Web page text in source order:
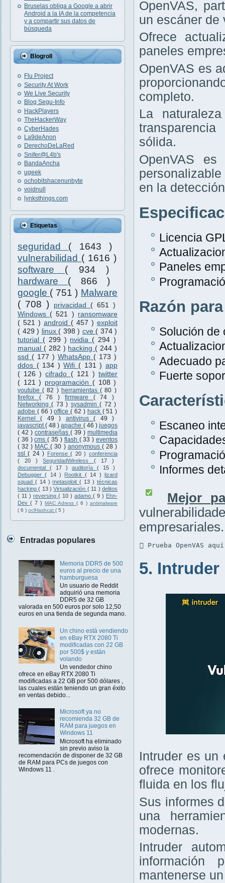
Bruselas obliga a Google a abrir
Android a la IA de la competencia
y a compartir sus datos de
búsqueda
Blogroll
Flu Project
Security At Work
We Live Security
Blog Segu-Info
HackPlayers
TheHackerWay
CyberHades
La9deAnon
DerechoDeLaRed
Snifer@L4b's
BandaAncha
ugeek
ochobitshacenunbyte
voidnull
lynksthings.com
Etiquetas
seguridad ( 1643 )
vulnerabilidad ( 1616 )
software ( 934 )
hardware ( 866 )
google ( 751 ) Malware
( 708 )
privacidad ( 651 )
Windows ( 521 ) ransomware
( 521 ) android ( 457 ) exploit
( 429 ) linux ( 398 ) cve ( 374 )
tutorial ( 299 ) nvidia ( 294 )
manual ( 282 ) hacking ( 244 )
ssd ( 177 ) WhatsApp ( 173 )
ddos ( 134 )Wifi ( 131 ) app
( 126 )cifrado ( 121 )twitter
( 121 ) programación ( 108 )
youtube( 82 ) herramientas( 80 )
firefox ( 76 ) firmware ( 74 )
Networking( 73 ) sysadmin( 72 )
adobe ( 66 )office( 62 ) hack ( 51 )
Kernel( 49 ) antivirus( 49 )
javascript( 48 )apache ( 46 ) juegos
( 42 ) contraseñas ( 39 ) multimedia
( 36 )cms( 35 ) flash ( 33 )eventos
( 32 ) MAC( 30 ) anonymous ( 28 )
ssl( 24 ) Forense( 20 ) conferencia
( 20 )SeguridadWireless ( 17 )
documental ( 17 ) auditoría ( 15 )
Debugger( 14 ) Rootkit ( 14 ) lizard
squad ( 14 )metasploit( 13 ) técnicas
hacking( 13 )Virtualización ( 11 ) delitos
( 11 ) reversing ( 10 ) adamo ( 9 ) Ehn-
Dev ( 7 ) MAC Adress ( 6 ) antimalware
( 6 ) oclHashcat ( 5 )
Entradas populares
Memoria DDR5 de 500
euros al precio de una
hamburguesa
Un usuario de Reddit
adquirió una memoria
DDR5 de 32 GB
valorada en 500 euros por solo 12,50
euros en una tienda de segunda mano.
Un chino está vendiendo
en eBay RTX 2080 Ti
modificadas con 22 GB
por 500$ y están
volando
Un vendedor chino
ofrece en eBay RTX 2080 Ti
modificadas a 22 GB por 500 dólares ,
las cuales están teniendo un gran éxito
en ventas debido...
Microsoft ya no
recomienda 32 GB de
RAM para juegos en
Windows 11
Microsoft ha eliminado
sin previo aviso la
recomendación de disponer de 32 GB
de RAM para PCs de juegos con
Windows 11 .
OpenVAS,
un escáner de
Ofrece
paneles
OpenVAS es
completo.
La
sólida.
OpenVAS
en la
Licencia
Paneles
Razón
Solución de
Adecuado
Fuerte
Escaneo
Informes
Mejor
empresariales.
 Prueba OpenVAS
5. Intruder
Intruder es un
ofrece
fluida en los
Sus informes
una
modernas.
Intruder
información
mantenerse